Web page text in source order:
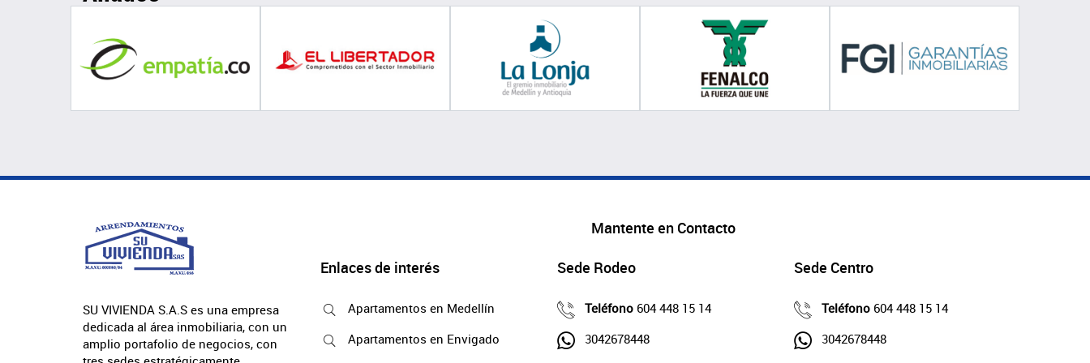
SU VIVIENDA S.A.S es una empresa
dedicada al área inmobiliaria, con un
amplio portafolio de negocios, con
Mantente en Contacto
Enlaces de interés
Apartamentos en Medellín
Apartamentos en Envigado
Sede Rodeo
Teléfono604 448 15 14
3042678448
Sede Centro
Teléfono 604 448 15 14
3042678448